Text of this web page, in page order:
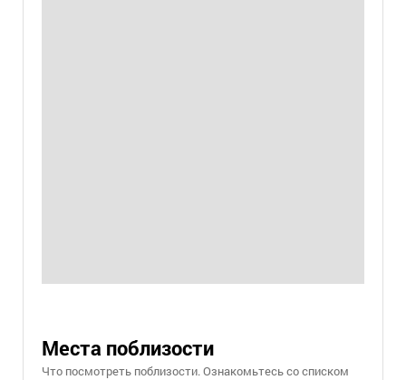
Места поблизости
Что посмотреть поблизости. Ознакомьтесь со списком